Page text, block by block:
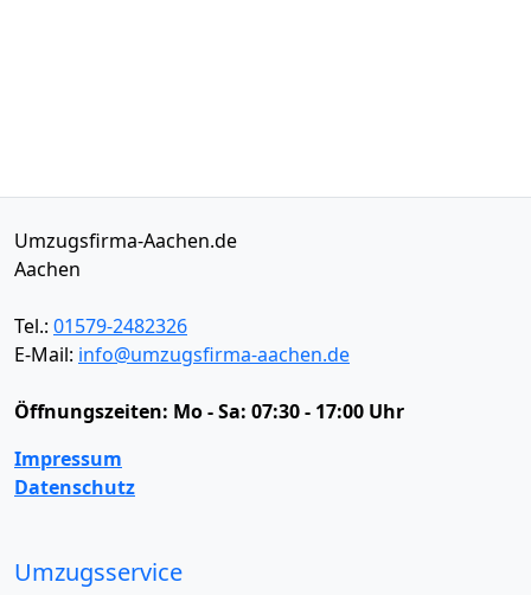
Umzugsfirma-Aachen.de
Aachen
Tel.: 01579-2482326
E-Mail: info@umzugsfirma-aachen.de
Öffnungszeiten: Mo - Sa: 07:30 - 17:00 Uhr
Impressum
Datenschutz
Umzugsservice